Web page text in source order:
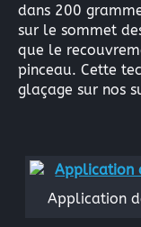
dans 200
sur le sommet
que le
pinceau. Cette
glaçage sur nos
Application